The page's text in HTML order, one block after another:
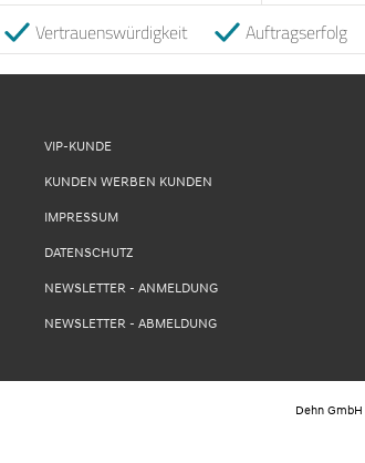
Vertrauenswürdigkeit Auftragserfolg
VIP-KUNDE
KUNDEN WERBEN KUNDEN
IMPRESSUM
DATENSCHUTZ
NEWSLETTER - ANMELDUNG
NEWSLETTER - ABMELDUNG
Dehn GmbH